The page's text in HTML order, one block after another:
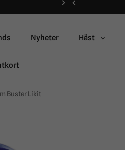
Nyheter Häst
Buster Likit